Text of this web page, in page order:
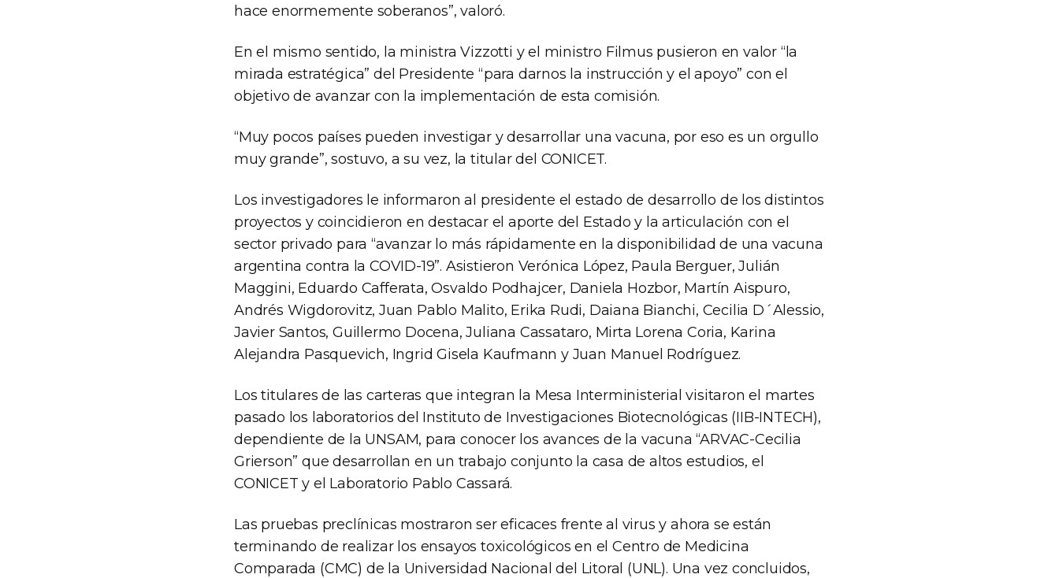
hace enormemente soberanos”, valoró.
En el mismo sentido, la ministra Vizzotti y el ministro Filmus pusieron en valor “la
mirada estratégica” del Presidente “para darnos la instrucción y el apoyo” con el
objetivo de avanzar con la implementación de esta comisión.
“Muy pocos países pueden investigar y desarrollar una vacuna, por eso es un orgullo
muy grande”, sostuvo, a su vez, la titular del CONICET.
Los investigadores le informaron al presidente el estado de desarrollo de los distintos
proyectos y coincidieron en destacar el aporte del Estado y la articulación con el
sector privado para “avanzar lo más rápidamente en la disponibilidad de una vacuna
argentina contra la COVID-19”. Asistieron Verónica López, Paula Berguer, Julián
Maggini, Eduardo Cafferata, Osvaldo Podhajcer, Daniela Hozbor, Martín Aispuro,
Andrés Wigdorovitz, Juan Pablo Malito, Erika Rudi, Daiana Bianchi, Cecilia D´Alessio,
Javier Santos, Guillermo Docena, Juliana Cassataro, Mirta Lorena Coria, Karina
Alejandra Pasquevich, Ingrid Gisela Kaufmann y Juan Manuel Rodríguez.
Los titulares de las carteras que integran la Mesa Interministerial visitaron el martes
pasado los laboratorios del Instituto de Investigaciones Biotecnológicas (IIB-INTECH),
dependiente de la UNSAM, para conocer los avances de la vacuna “ARVAC-Cecilia
Grierson” que desarrollan en un trabajo conjunto la casa de altos estudios, el
CONICET y el Laboratorio Pablo Cassará.
Las pruebas preclínicas mostraron ser eficaces frente al virus y ahora se están
terminando de realizar los ensayos toxicológicos en el Centro de Medicina
Comparada (CMC) de la Universidad Nacional del Litoral (UNL). Una vez concluidos,